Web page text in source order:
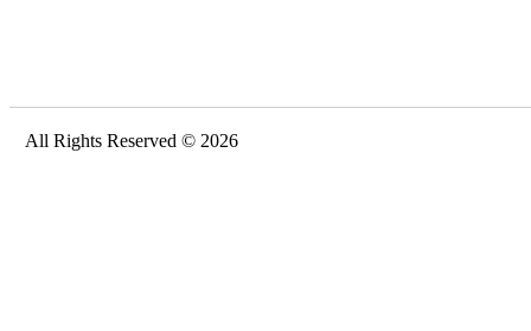
All Rights Reserved © 2026